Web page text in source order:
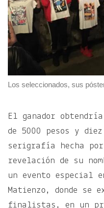
Los seleccionados, sus
El ganador
de 5000 pesos y
serigrafía hecha
revelación de su
un evento especial
Matienzo, donde se
finalistas, en un